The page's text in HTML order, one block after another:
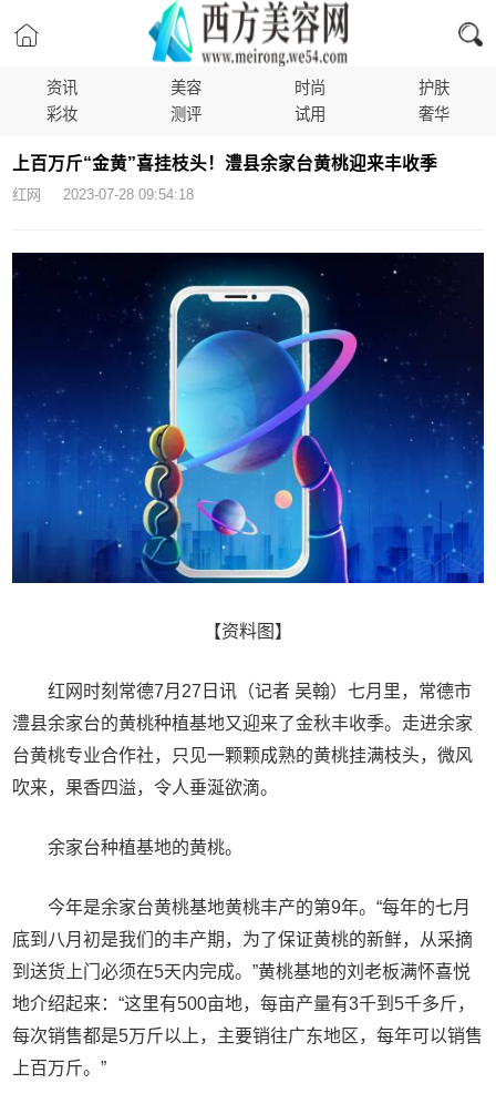
资讯 美容 时尚
护肤
彩妆
测评 试用 奢华
上百万斤“金黄”喜挂枝头！澧县余家台黄桃迎来丰收季
红网 2023-07-28 09:54:18
【资料图】
红网时刻常德7月27日讯（记者 吴翰）七月里，常德市
澧县余家台的黄桃种植基地又迎来了金秋丰收季。走进余家
台黄桃专业合作社，只见一颗颗成熟的黄桃挂满枝头，微风
吹来，果香四溢，令人垂涎欲滴。
余家台种植基地的黄桃。
今年是余家台黄桃基地黄桃丰产的第9年。“每年的七月
底到八月初是我们的丰产期，为了保证黄桃的新鲜，从采摘
到送货上门必须在5天内完成。”黄桃基地的刘老板满怀喜悦
地介绍起来：“这里有500亩地，每亩产量有3千到5千多斤，
每次销售都是5万斤以上，主要销往广东地区，每年可以销售
上百万斤。”